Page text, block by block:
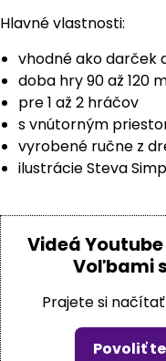
Hlavné vlastnosti:
vhodné ako darček
doba hry 90 až 120
pre 1 až 2 hráčov
s vnútorným
vyrobené ručne z
ilustrácie Steva
Videá
Voľbami
Prajete si
Povoliť